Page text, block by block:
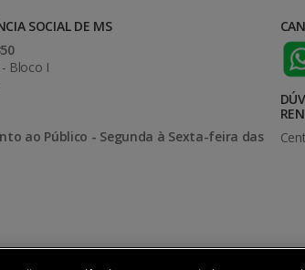
SOCIAL DE MS
Bloco I
ao Público - Segunda à Sexta-feira das